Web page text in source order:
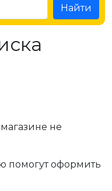
Найти
не
помогут оформить